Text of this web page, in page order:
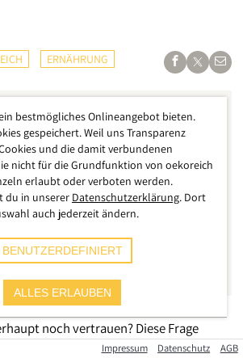
ERNÄHRUNG
noch vertrauen? Diese Frage
gerade wenn es um Lebensmittel
Impressum Datenschutz AGB
bestmögliches Onlineangebot bieten.
gespeichert. Weil uns Transparenz
und die damit verbundenen
nicht für die Grundfunktion von oekoreich
erlaubt oder verboten werden.
du in unserer Datenschutzerklärung. Dort
auch jederzeit ändern.
BENUTZERDEFINIERT
ALLES ERLAUBEN